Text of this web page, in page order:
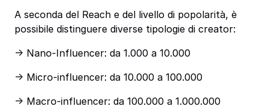
A seconda del Reach e del livello di popolarità, è
possibile distinguere diverse tipologie di creator:
-> Nano-Influencer: da 1.000 a 10.000
-> Micro-influencer: da 10.000 a 100.000
-> Macro-influencer: da 100.000 a 1.000.000